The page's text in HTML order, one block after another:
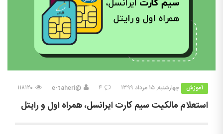
آموزش چهارشنبه, ۱۵ مرداد ۱۳۹۹ ۴ @e-taheri ۱۱۸۱۲۰
استعلام مالکیت سیم کارت ایرانسل، همراه اول و رایتل